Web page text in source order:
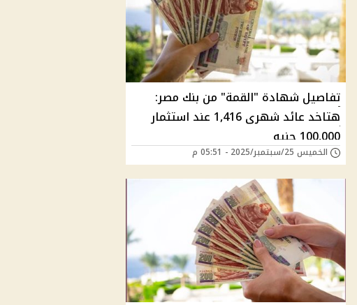
تفاصيل شهادة "القمة" من بنك مصر:
هتاخد عائد شهرى 1,416 عند استثمار
100,000 جنيه
الخميس 25/سبتمبر/2025 - 05:51 م